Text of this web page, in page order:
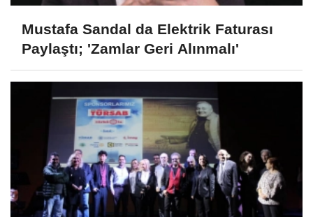
Mustafa Sandal da Elektrik Faturası
Paylaştı; 'Zamlar Geri Alınmalı'